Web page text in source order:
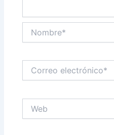
electrónico*